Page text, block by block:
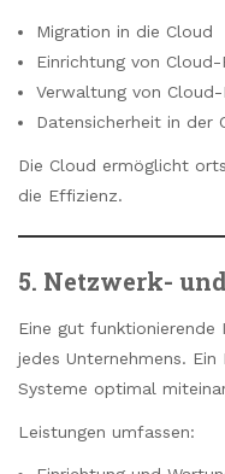
Migration in die Cloud
Einrichtung von
Verwaltung von Cloud-
Datensicherheit in der
Die Cloud ermöglicht
die Effizienz.
5. Netzwerk-
Eine gut
jedes Unternehmens.
Systeme optimal
Leistungen umfassen: